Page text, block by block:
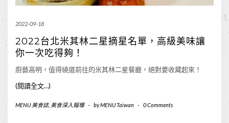
2022-09-18
2022台北米其林二星摘星名單，高級美味讓
你一次吃得夠！
廚藝高明，值得繞道前往的米其林二星餐廳，絕對要收藏起來！
(閱讀全文…)
MENU 美食誌, 美食深入報導 - byMENU Taiwan - 0 Comments